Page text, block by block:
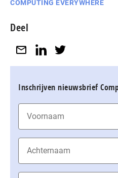
COMPUTING EVERYWHERE
Deel
Inschrijven nieuwsbrief